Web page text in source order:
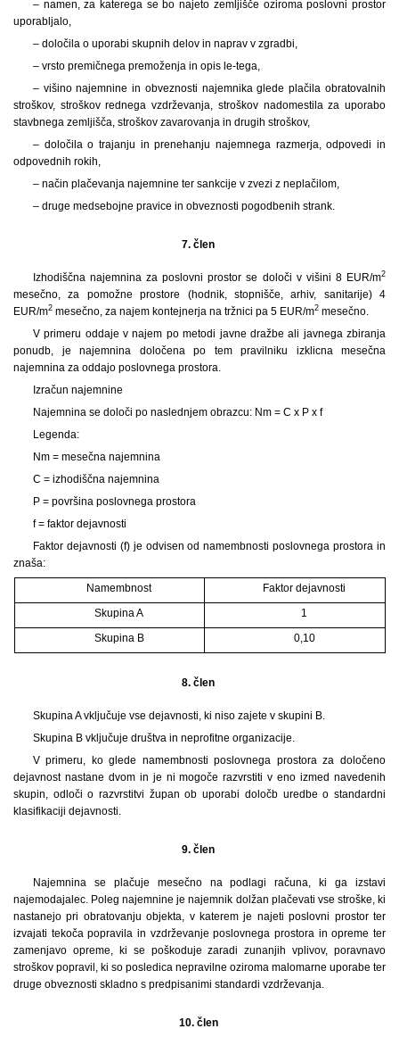
– namen, za katerega se bo najeto zemljišče oziroma poslovni prostor
uporabljalo,
– določila o uporabi skupnih delov in naprav v zgradbi,
– vrsto premičnega premoženja in opis le-tega,
– višino najemnine in obveznosti najemnika glede plačila obratovalnih
stroškov, stroškov rednega vzdrževanja, stroškov nadomestila za uporabo
stavbnega zemljišča, stroškov zavarovanja in drugih stroškov,
– določila o trajanju in prenehanju najemnega razmerja, odpovedi in
odpovednih rokih,
– način plačevanja najemnine ter sankcije v zvezi z neplačilom,
– druge medsebojne pravice in obveznosti pogodbenih strank.
7. člen
Izhodiščna najemnina za poslovni prostor se določi v višini 8 EUR/m2
mesečno, za pomožne prostore (hodnik, stopnišče, arhiv, sanitarije) 4
EUR/m2 mesečno, za najem kontejnerja na tržnici pa 5 EUR/m2 mesečno.
V primeru oddaje v najem po metodi javne dražbe ali javnega zbiranja
ponudb, je najemnina določena po tem pravilniku izklicna mesečna
najemnina za oddajo poslovnega prostora.
Izračun najemnine
Najemnina se določi po naslednjem obrazcu: Nm = C x P x f
Legenda:
Nm = mesečna najemnina
C = izhodiščna najemnina
P = površina poslovnega prostora
f = faktor dejavnosti
Faktor dejavnosti (f) je odvisen od namembnosti poslovnega prostora in
znaša:
Namembnost
Faktor dejavnosti
Skupina A
1
Skupina B
0,10
8. člen
Skupina A vključuje vse dejavnosti, ki niso zajete v skupini B.
Skupina B vključuje društva in neprofitne organizacije.
V primeru, ko glede namembnosti poslovnega prostora za določeno
dejavnost nastane dvom in je ni mogoče razvrstiti v eno izmed navedenih
skupin, odloči o razvrstitvi župan ob uporabi določb uredbe o standardni
klasifikaciji dejavnosti.
9. člen
Najemnina se plačuje mesečno na podlagi računa, ki ga izstavi
najemodajalec. Poleg najemnine je najemnik dolžan plačevati vse stroške, ki
nastanejo pri obratovanju objekta, v katerem je najeti poslovni prostor ter
izvajati tekoča popravila in vzdrževanje poslovnega prostora in opreme ter
zamenjavo opreme, ki se poškoduje zaradi zunanjih vplivov, poravnavo
stroškov popravil, ki so posledica nepravilne oziroma malomarne uporabe ter
druge obveznosti skladno s predpisanimi standardi vzdrževanja.
10. člen